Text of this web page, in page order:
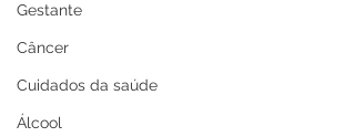
Gestante
Câncer
Cuidados da saúde
Álcool